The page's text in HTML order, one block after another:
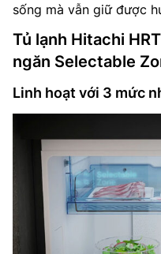
sống mà vẫn giữ được
Tủ lạnh Hitachi
ngăn Selectable
Linh hoạt với 3 mức